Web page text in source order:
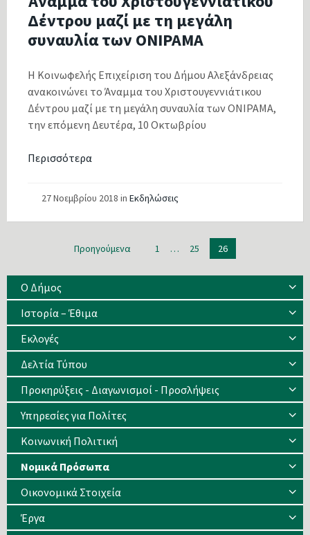
Δέντρου μαζί με τη μεγάλη
συναυλία των ΟΝΙΡΑΜΑ
Η Κοινωφελής Επιχείριση του Δήμου Αλεξάνδρειας
ανακοινώνει το Άναμμα του Χριστουγεννιάτικου
Δέντρου μαζί με τη μεγάλη συναυλία των ΟΝΙΡΑΜΑ,
την επόμενη Δευτέρα, 10 Οκτωβρίου
Περισσότερα
27 Νοεμβρίου 2018 in Εκδηλώσεις
Προηγούμενα 1 … 25 26
Ο Δήμος
Ιστορία – Έθιμα
Eκλογές
Δελτία Τύπου
Προκηρύξεις - Διαγωνισμοί - Προσλήψεις
Υπηρεσίες για Πολίτες
Κοινωνική Πολιτική
Νομικά Πρόσωπα
Οικονομικά Στοιχεία
Έργα